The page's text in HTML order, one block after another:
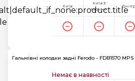
Київ
Київ 3
години
Гальмівні колодки задні Ferodo - FDB1570 MPS
Немає в наявності